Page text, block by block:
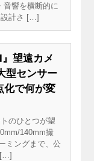
音響を横断的に
設計さ […]
』望遠カメ
センサー
化で何が変
のひとつが望
140mm撮
ミングまで、公
[…]